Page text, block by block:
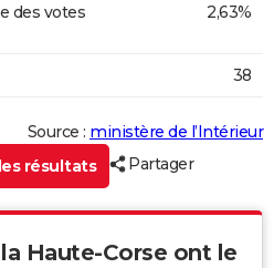
des votes
2,63%
38
Source : ministère de l’Intérieur
résultats
Partager
Haute-Corse ont le